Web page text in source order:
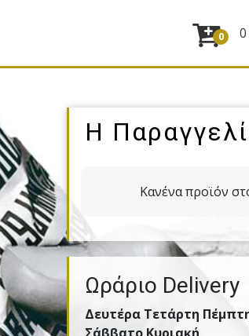
0
Η
Κανένα προϊόν
Ωράριο Delivery
Δευτέρα Τετάρτη